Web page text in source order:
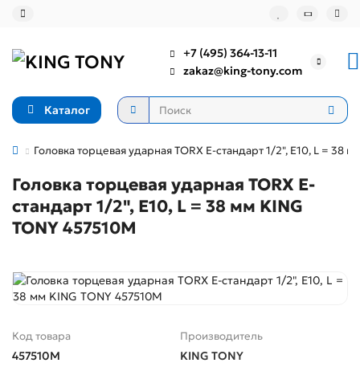
+7 (495) 364-13-11
zakaz@king-tony.com
Каталог
Головка торцевая ударная TORX Е-стандарт 1/2", E10, L = 38
Головка торцевая ударная TORX Е-
стандарт 1/2", E10, L = 38 мм KING
TONY 457510M
Код товара
457510M
Производитель
KING TONY